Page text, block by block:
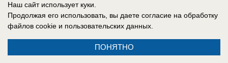
Наш сайт использует куки.
Продолжая его использовать, вы даете согласие на обработку
файлов cookie и пользовательских данных.
ПОНЯТНО